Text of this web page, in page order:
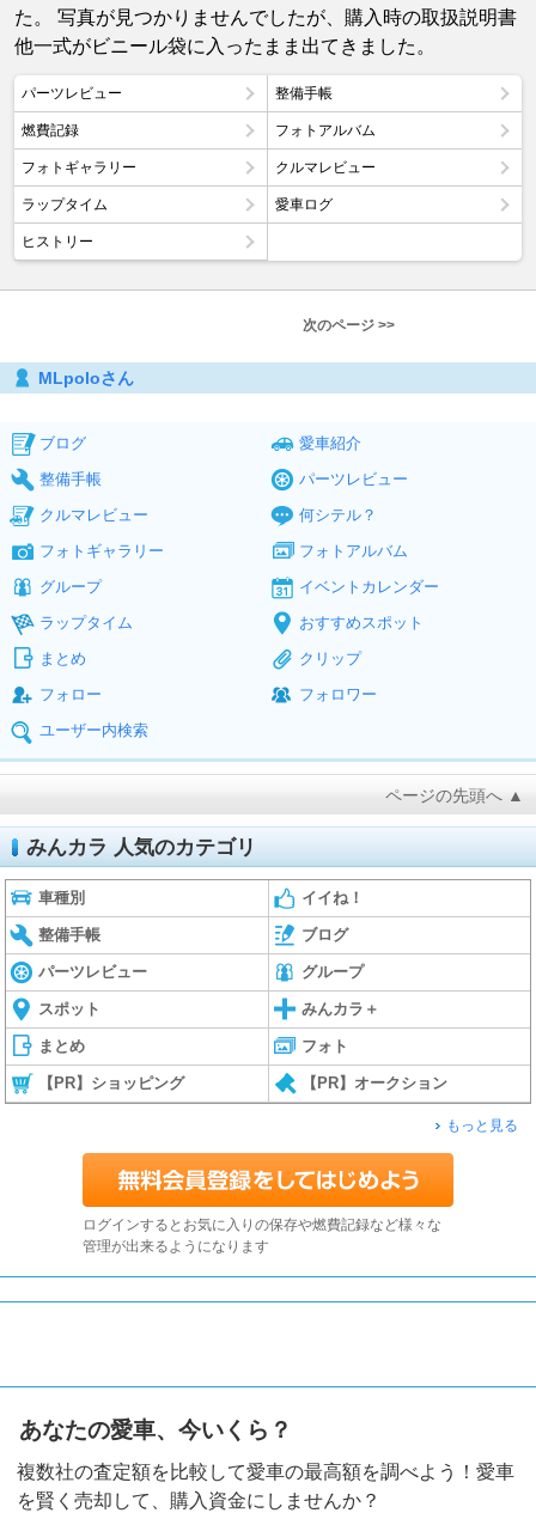
た。 写真が見つかりませんでしたが、購入時の取扱説明書
他一式がビニール袋に入ったまま出てきました。
パーツレビュー 整備手帳
燃費記録 フォトアルバム
フォトギャラリー クルマレビュー
ラップタイム 愛車ログ
ヒストリー
次のページ >>
MLpoloさん
ブログ
愛車紹介
整備手帳
パーツレビュー
クルマレビュー
何シテル？
フォトギャラリー
フォトアルバム
グループ
イベントカレンダー
ラップタイム
おすすめスポット
まとめ
クリップ
フォロー
フォロワー
ユーザー内検索
ページの先頭へ ▲
みんカラ 人気のカテゴリ
車種別 イイね！
整備手帳 ブログ
パーツレビュー グループ
スポット みんカラ＋
まとめ フォト
【PR】ショッピング 【PR】オークション
もっと見る
ログインするとお気に入りの保存や燃費記録など様々な
管理が出来るようになります
あなたの愛車、今いくら？
複数社の査定額を比較して愛車の最高額を調べよう！愛車
を賢く売却して、購入資金にしませんか？